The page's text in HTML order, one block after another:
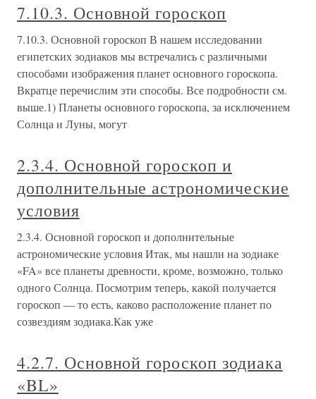
7.10.3. Основной гороскоп
7.10.3. Основной гороскоп В нашем исследовании
египетских зодиаков мы встречались с различными
способами изображения планет основного гороскопа.
Вкратце перечислим эти способы. Все подробности см.
выше.1) Планеты основного гороскопа, за исключением
Солнца и Луны, могут
2.3.4. Основной гороскоп и
дополнительные астрономические
условия
2.3.4. Основной гороскоп и дополнительные
астрономические условия Итак, мы нашли на зодиаке
«FA» все планеты древности, кроме, возможно, только
одного Солнца. Посмотрим теперь, какой получается
гороскоп — то есть, каково расположение планет по
созвездиям зодиака.Как уже
4.2.7. Основной гороскоп зодиака
«BL»